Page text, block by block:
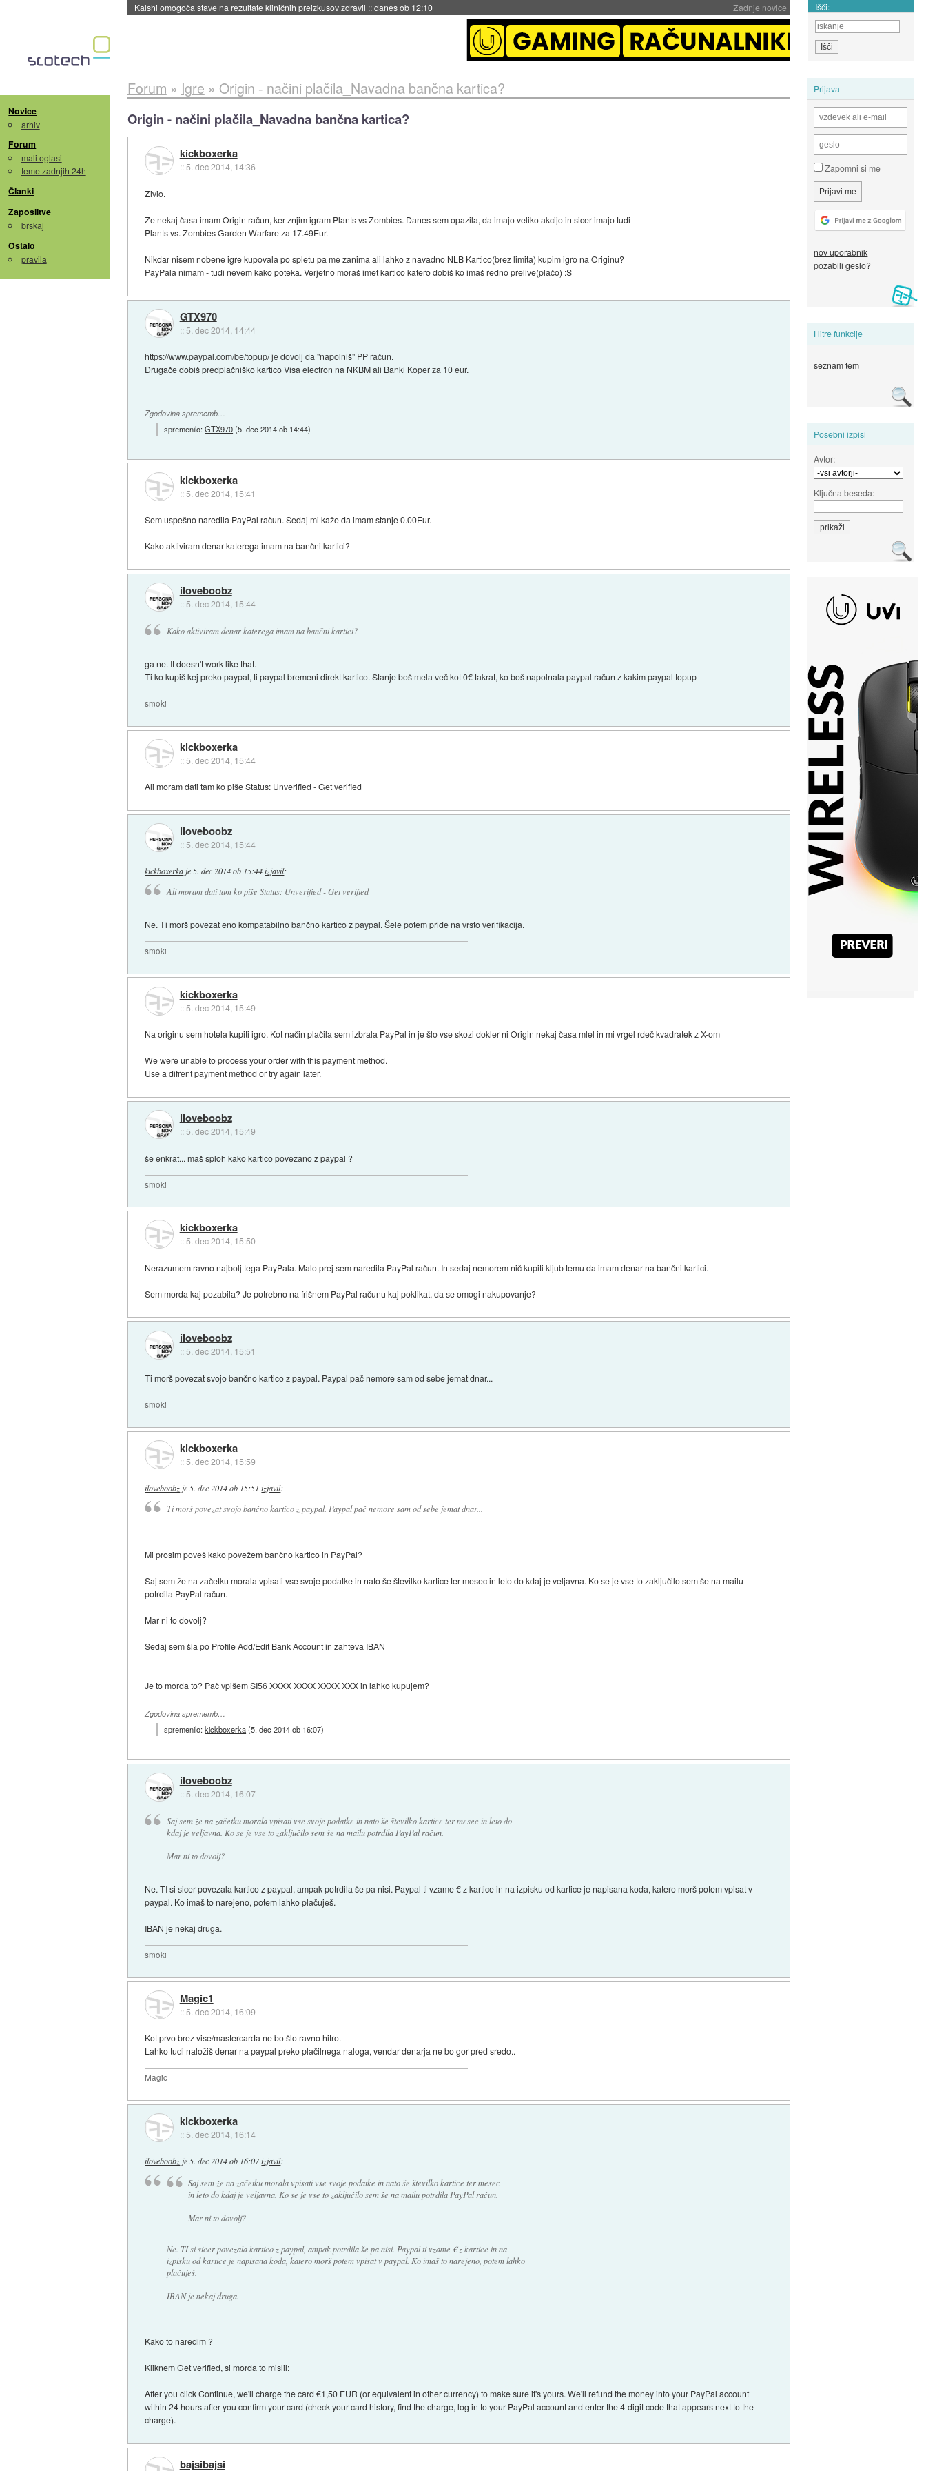
Zadnje novice
Sandisk že prodal več kot polovico SSD-jev za naslednji dve leti::danes ob 11:37 Išči:
Novice
arhiv
Forum
mali oglasi
teme zadnjih 24h
Članki
Zaposlitve
brskaj
Ostalo
pravila
Prijava
Zapomni si me
nov uporabnik
pozabili geslo?
Hitre funkcije
seznam tem
Posebni izpisi
Avtor:
Ključna beseda:
Forum » Igre » Origin - načini plačila_Navadna bančna kartica?
Origin - načini plačila_Navadna bančna kartica?
kickboxerka
::5. dec 2014, 14:36
Živio.
Že nekaj časa imam Origin račun, ker znjim igram Plants vs Zombies. Danes sem opazila, da imajo veliko akcijo in sicer imajo tudi
Plants vs. Zombies Garden Warfare za 17.49Eur.
Nikdar nisem nobene igre kupovala po spletu pa me zanima ali lahko z navadno NLB Kartico(brez limita) kupim igro na Originu?
PayPala nimam - tudi nevem kako poteka. Verjetno moraš imet kartico katero dobiš ko imaš redno prelive(plačo) :S
GTX970
:: 5. dec 2014, 14:44
https://www.paypal.com/be/topup/je dovolj da "napolniš" PP račun.
Drugače dobiš predplačniško kartico Visa electron na NKBM ali Banki Koper za 10 eur.
Zgodovina sprememb…
spremenilo:GTX970(5. dec 2014 ob 14:44)
kickboxerka
::5. dec 2014, 15:41
Sem uspešno naredila PayPal račun. Sedaj mi kaže da imam stanje 0.00Eur.
Kako aktiviram denar katerega imam na bančni kartici?
iloveboobz
:: 5. dec 2014, 15:44
Kako aktiviram denar katerega imam na bančni kartici?
ga ne. It doesn't work like that.
Ti ko kupiš kej preko paypal, ti paypal bremeni direkt kartico. Stanje boš mela več kot 0€ takrat, ko boš napolnala paypal račun z kakim paypal topup
smoki
kickboxerka
::5. dec 2014, 15:44
Ali moram dati tam ko piše Status: Unverified - Get verified
iloveboobz
:: 5. dec 2014, 15:44
kickboxerka je 5. dec 2014 ob 15:44 izjavil:
Ali moram dati tam ko piše Status: Unverified - Get verified
Ne. Ti morš povezat eno kompatabilno bančno kartico z paypal. Šele potem pride na vrsto verifikacija.
smoki
kickboxerka
::5. dec 2014, 15:49
Na originu sem hotela kupiti igro. Kot način plačila sem izbrala PayPal in je šlo vse skozi dokler ni Origin nekaj časa mlel in mi vrgel rdeč kvadratek z X-om
We were unable to process your order with this payment method.
Use a difrent payment method or try again later.
iloveboobz
:: 5. dec 2014, 15:49
še enkrat... maš sploh kako kartico povezano z paypal ?
smoki
kickboxerka
::5. dec 2014, 15:50
Nerazumem ravno najbolj tega PayPala. Malo prej sem naredila PayPal račun. In sedaj nemorem nič kupiti kljub temu da imam denar na bančni kartici.
Sem morda kaj pozabila? Je potrebno na frišnem PayPal računu kaj poklikat, da se omogi nakupovanje?
iloveboobz
:: 5. dec 2014, 15:51
Ti morš povezat svojo bančno kartico z paypal. Paypal pač nemore sam od sebe jemat dnar...
smoki
kickboxerka
::5. dec 2014, 15:59
iloveboobz je 5. dec 2014 ob 15:51 izjavil:
Ti morš povezat svojo bančno kartico z paypal. Paypal pač nemore sam od sebe jemat dnar...
Mi prosim poveš kako povežem bančno kartico in PayPal?
Saj sem že na začetku morala vpisati vse svoje podatke in nato še številko kartice ter mesec in leto do kdaj je veljavna. Ko se je vse to zaključilo sem še na mailu
potrdila PayPal račun.
Mar ni to dovolj?
Sedaj sem šla po Profile Add/Edit Bank Account in zahteva IBAN
Je to morda to? Pač vpišem SI56 XXXX XXXX XXXX XXX in lahko kupujem?
Zgodovina sprememb…
spremenilo:kickboxerka(5. dec 2014 ob 16:07)
iloveboobz
:: 5. dec 2014, 16:07
Saj sem že na začetku morala vpisati vse svoje podatke in nato še številko kartice ter mesec in leto do
kdaj je veljavna. Ko se je vse to zaključilo sem še na mailu potrdila PayPal račun.
Mar ni to dovolj?
Ne. TI si sicer povezala kartico z paypal, ampak potrdila še pa nisi. Paypal ti vzame € z kartice in na izpisku od kartice je napisana koda, katero morš potem vpisat v
paypal. Ko imaš to narejeno, potem lahko plačuješ.
IBAN je nekaj druga.
smoki
Magic1
::5. dec 2014, 16:09
Kot prvo brez vise/mastercarda ne bo šlo ravno hitro.
Lahko tudi naložiš denar na paypal preko plačilnega naloga, vendar denarja ne bo gor pred sredo..
Magic
kickboxerka
:: 5. dec 2014, 16:14
iloveboobz je 5. dec 2014 ob 16:07izjavil:
Saj sem že na začetku morala vpisati vse svoje podatke in nato še številko kartice ter mesec
in leto do kdaj je veljavna. Ko se je vse to zaključilo sem še na mailu potrdila PayPal račun.
Mar ni to dovolj?
Ne. TI si sicer povezala kartico z paypal, ampak potrdila še pa nisi. Paypal ti vzame € z kartice in na
izpisku od kartice je napisana koda, katero morš potem vpisat v paypal. Ko imaš to narejeno, potem lahko
plačuješ.
IBAN je nekaj druga.
Kako to naredim ?
Kliknem Get verified, si morda to mislil:
After you click Continue, we'll charge the card €1,50 EUR (or equivalent in other currency) to make sure it's yours. We'll refund the money into your PayPal account
within 24 hours after you confirm your card (check your card history, find the charge, log in to your PayPal account and enter the 4-digit code that appears next to the
charge).
bajsibajsi